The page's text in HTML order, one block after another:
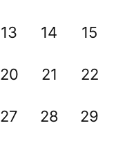
13 14 15
20 21 22
27 28 29